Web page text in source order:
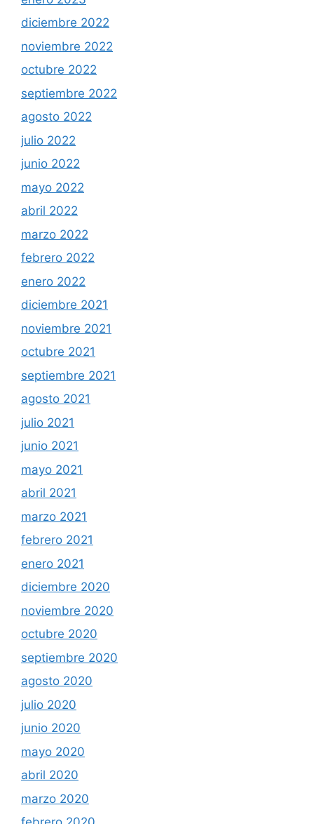
diciembre 2022
noviembre 2022
octubre 2022
septiembre 2022
agosto 2022
julio 2022
junio 2022
mayo 2022
abril 2022
marzo 2022
febrero 2022
enero 2022
diciembre 2021
noviembre 2021
octubre 2021
septiembre 2021
agosto 2021
julio 2021
junio 2021
mayo 2021
abril 2021
marzo 2021
febrero 2021
enero 2021
diciembre 2020
noviembre 2020
octubre 2020
septiembre 2020
agosto 2020
julio 2020
junio 2020
mayo 2020
abril 2020
marzo 2020